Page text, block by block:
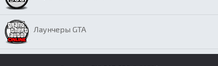
Лаунчеры GTA